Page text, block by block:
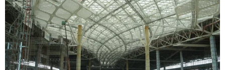
Canh tác biển - động lực mới cho
kinh tế biển Việt Nam
07/08/2026 08:14